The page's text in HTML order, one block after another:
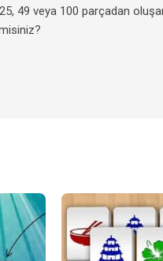
49 veya 100 parçadan